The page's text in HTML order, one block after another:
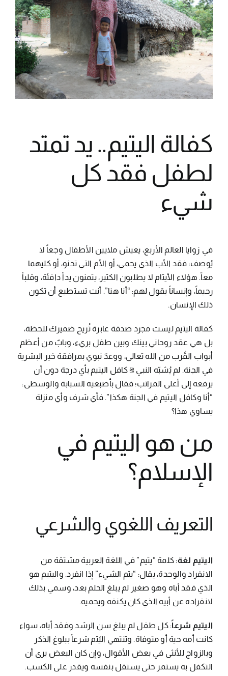
كفالة اليتيم.. يد تمتد
لطفل فقد كل
شيء
في زوايا العالم الأربع، يعيش ملايين الأطفال وجعاً لا
يُوصف: فقد الأب الذي يحمي، أو الأم التي تحنو، أو كليهما
معاً. هؤلاء الأيتام لا يطلبون الكثير، يتمنون يداً دافئة، وقلباً
رحيماً، وإنساناً يقول لهم: “أنا هنا”. أنت تستطيع أن تكون
ذلك الإنسان.
كفالة اليتيم ليست مجرد صدقة عابرة تُريح ضميرك للحظة،
بل هي عقد روحاني بينك وبين طفل بريء، وبابٌ من أعظم
أبواب القُرب من الله تعالى، ووعدٌ نبوي بمرافقة خير البشرية
في الجنة. لم يُشبّه النبي ﷺ كافل اليتيم بأي درجة دون أن
يرفعه إلى أعلى المراتب؛ فقال بأصبعيه السبابة والوسطى:
“أنا وكافل اليتيم في الجنة هكذا”. فأي شرف وأي منزلة
يساوي هذا؟
من هو اليتيم في
الإسلام؟
التعريف اللغوي والشرعي
اليتيم لغة: كلمة “يتيم” في اللغة العربية مشتقة من
الانفراد والوحدة، يقال: “يتم الشيء” إذا انفرد. واليتيم هو
الذي فقد أباه وهو صغير لم يبلغ الحلم بعد، وسمي بذلك
لانفراده عن أبيه الذي كان يكنفه ويحميه.
اليتيم شرعاً: كل طفل لم يبلغ سن الرشد وفقد أباه، سواء
كانت أمه حية أو متوفاة. وتنتهي اليُتم شرعاً ببلوغ الذكر
وبالزواج للأنثى في بعض الأقوال، وإن كان البعض يرى أن
التكفل به يستمر حتى يستقل بنفسه ويقدر على الكسب.